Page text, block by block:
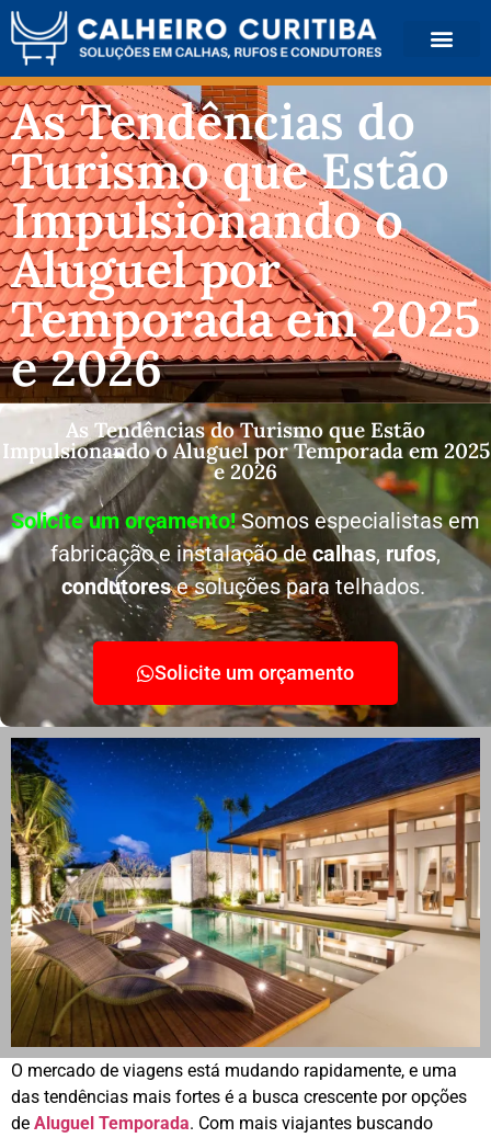
As Tendências do
Turismo que Estão
Impulsionando o
Aluguel por
Temporada em 2025
e 2026
As Tendências do Turismo que Estão
Impulsionando o Aluguel por Temporada em 2025
e 2026
Solicite um orçamento!Somos especialistas em
fabricação e instalação decalhas, rufos,
condutorese soluções para telhados.
Solicite um orçamento
O mercado de viagens está mudando rapidamente, e uma
das tendências mais fortes é a busca crescente por opções
de Aluguel Temporada. Com mais viajantes buscando